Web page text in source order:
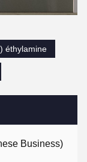
Business)
éthylamine